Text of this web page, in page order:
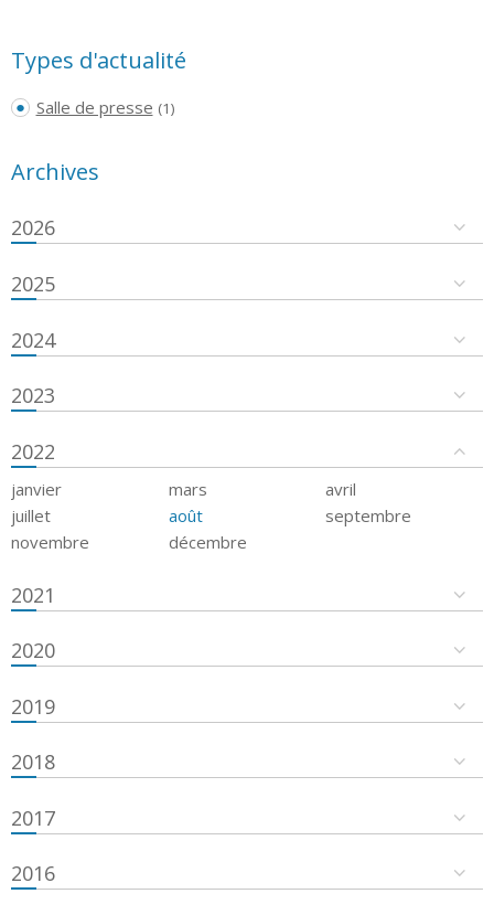
Types d'actualité
Salle de presse (1)
Archives
2026
2025
2024
2023
2022
janvier mars
avril
juillet
août
septembre
novembre
décembre
2021
2020
2019
2018
2017
2016